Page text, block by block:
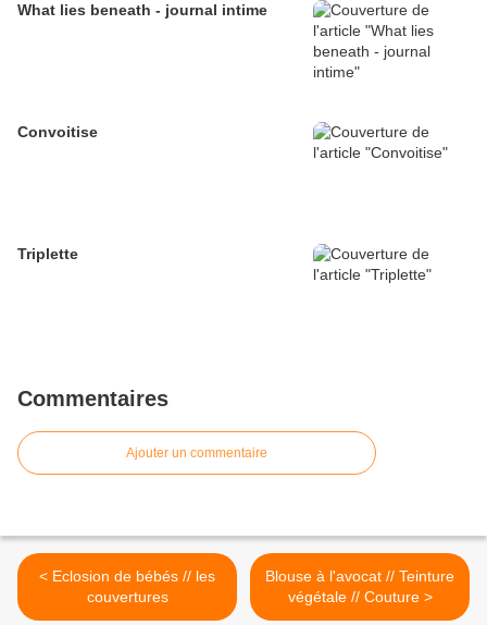
What lies beneath - journal intime
Convoitise
Triplette
Commentaires
Ajouter un commentaire
< Eclosion de bébés // les
couvertures
Blouse à l'avocat // Teinture
végétale // Couture >